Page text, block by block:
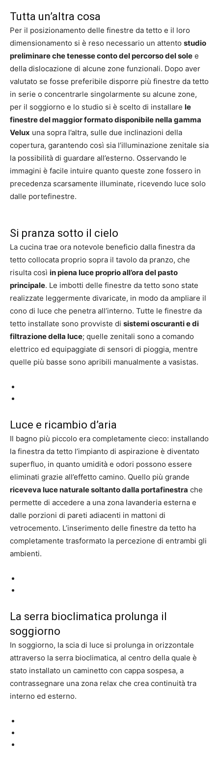
Tutta un’altra cosa
Per il posizionamento delle finestre da tetto e il loro
dimensionamento si è reso necessario un attento studio
preliminare che tenesse conto del percorso del sole e
della dislocazione di alcune zone funzionali. Dopo aver
valutato se fosse preferibile disporre più finestre da tetto
in serie o concentrarle singolarmente su alcune zone,
per il soggiorno e lo studio si è scelto di installare le
finestre del maggior formato disponibile nella gamma
Velux una sopra l’altra, sulle due inclinazioni della
copertura, garantendo così sia l’illuminazione zenitale sia
la possibilità di guardare all’esterno. Osservando le
immagini è facile intuire quanto queste zone fossero in
precedenza scarsamente illuminate, ricevendo luce solo
dalle portefinestre.
Si pranza sotto il cielo
La cucina trae ora notevole beneficio dalla finestra da
tetto collocata proprio sopra il tavolo da pranzo, che
risulta così in piena luce proprio all’ora del pasto
principale. Le imbotti delle finestre da tetto sono state
realizzate leggermente divaricate, in modo da ampliare il
cono di luce che penetra all’interno. Tutte le finestre da
tetto installate sono provviste di sistemi oscuranti e di
filtrazione della luce; quelle zenitali sono a comando
elettrico ed equipaggiate di sensori di pioggia, mentre
quelle più basse sono apribili manualmente a vasistas.
Luce e ricambio d’aria
Il bagno più piccolo era completamente cieco: installando
la finestra da tetto l’impianto di aspirazione è diventato
superfluo, in quanto umidità e odori possono essere
eliminati grazie all’effetto camino. Quello più grande
riceveva luce naturale soltanto dalla portafinestra che
permette di accedere a una zona lavanderia esterna e
dalle porzioni di pareti adiacenti in mattoni di
vetrocemento. L’inserimento delle finestre da tetto ha
completamente trasformato la percezione di entrambi gli
ambienti.
La serra bioclimatica prolunga il
soggiorno
In soggiorno, la scia di luce si prolunga in orizzontale
attraverso la serra bioclimatica, al centro della quale è
stato installato un caminetto con cappa sospesa, a
contrassegnare una zona relax che crea continuità tra
interno ed esterno.